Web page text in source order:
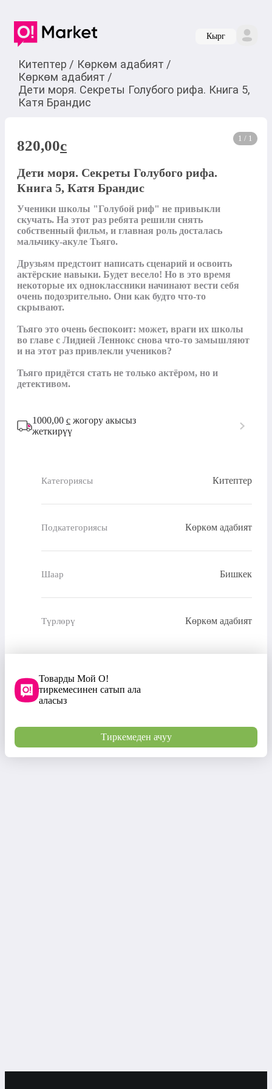
Кырг
Китептер / Көркөм адабият /
Көркөм адабият /
Дети моря. Секреты Голубого рифа. Книга 5,
Катя Брандис
1 / 1
820,00c
Дети моря. Секреты Голубого рифа.
Книга 5, Катя Брандис
Ученики школы "Голубой риф" не привыкли
скучать. На этот раз ребята решили снять
собственный фильм, и главная роль досталась
мальчику-акуле Тьяго.
Друзьям предстоит написать сценарий и освоить
актёрские навыки. Будет весело! Но в это время
некоторые их одноклассники начинают вести себя
очень подозрительно. Они как будто что-то
скрывают.
Тьяго это очень беспокоит: может, враги их школы
во главе с Лидией Леннокс снова что-то замышляют
и на этот раз привлекли учеников?
Тьяго придётся стать не только актёром, но и
детективом.
1000,00 с жогору акысыз
жеткирүү
Категориясы Китептер
Подкатегориясы Көркөм адабият
Шаар Бишкек
Түрлөрү Көркөм адабият
Товарды Мой О!
тиркемесинен сатып ала
аласыз
Тиркемеден ачуу